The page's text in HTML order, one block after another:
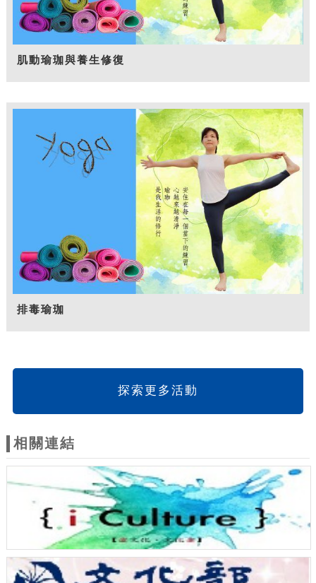
肌動瑜珈與養生修復
排毒瑜珈
探索更多活動
相關連結